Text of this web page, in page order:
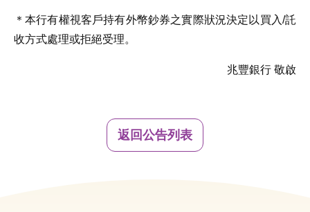
＊本行有權視客戶持有外幣鈔券之實際狀況決定以買入/託
收方式處理或拒絕受理。
兆豐銀行 敬啟
返回公告列表